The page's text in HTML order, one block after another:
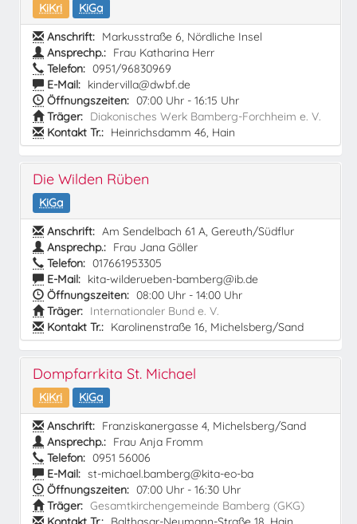
KiKri
KiGa
Anschrift: Markusstraße 6, Nördliche Insel
Ansprechp.: Frau Katharina Herr
Telefon: 0951/96830969
E-Mail: kindervilla@dwbf.de
Öffnungszeiten: 07:00 Uhr - 16:15 Uhr
Träger: Diakonisches Werk Bamberg-Forchheim e. V.
Kontakt Tr.: Heinrichsdamm 46, Hain
Die Wilden Rüben
KiGa
Anschrift: Am Sendelbach 61 A, Gereuth/Südflur
Ansprechp.: Frau Jana Göller
Telefon: 017661953305
E-Mail: kita-wilderueben-bamberg@ib.de
Öffnungszeiten: 08:00 Uhr - 14:00 Uhr
Träger: Internationaler Bund e. V.
Kontakt Tr.: Karolinenstraße 16, Michelsberg/Sand
Dompfarrkita St. Michael
KiKri
KiGa
Anschrift: Franziskanergasse 4, Michelsberg/Sand
Ansprechp.: Frau Anja Fromm
Telefon: 0951 56006
E-Mail: st-michael.bamberg@kita-eo-ba
Öffnungszeiten: 07:00 Uhr - 16:30 Uhr
Träger: Gesamtkirchengemeinde Bamberg (GKG)